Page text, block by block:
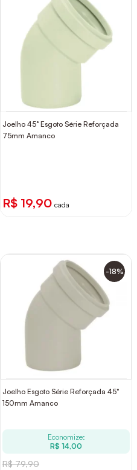
Joelho 45° Esgoto Série Reforçada
75mm Amanco
R$ 19,90 cada
-18%
Joelho Esgoto Série Reforçada 45°
150mm Amanco
Economize:
R$ 14,00
R$ 79,90